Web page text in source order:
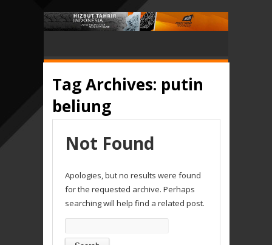
Tag Archives: putin
beliung
Not Found
Apologies, but no results were found
for the requested archive. Perhaps
searching will help find a related post.
for: